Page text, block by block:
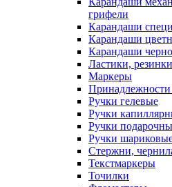
грифели
Карандаши
Карандаши
Карандаши
Ластики,
Маркеры
Принадлежности
Ручки гелевые
Ручки
Ручки
Ручки
Стержни,
Текстмаркеры
Точилки